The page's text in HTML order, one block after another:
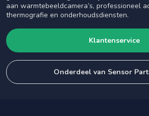
aan warmtebeeldcamera’s, professioneel
thermografie en onderhoudsdiensten.
Klantenservice
Onderdeel van Sensor